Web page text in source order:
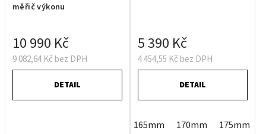
měřič výkonu
9 082,64 Kč bez DPH
10 990 Kč
DETAIL
4 454,55 Kč bez DPH
5 390 Kč
DETAIL
165mm 170mm 175mm